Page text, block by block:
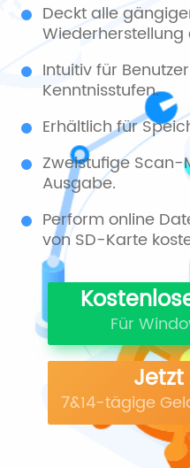
Deckt alle
Wiederherstellung
Intuitiv für
Kenntnisstufen.
Erhältlich für
Zweistufige
Ausgabe.
Perform online
von SD-Karte
Für
7&14-tägige